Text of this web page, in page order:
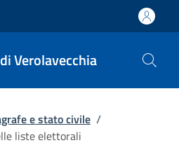
Verolavecchia
e stato civile /
liste elettorali